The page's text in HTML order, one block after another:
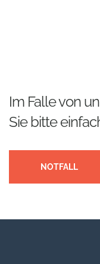
Im Falle von
Sie bitte
NOTFALL